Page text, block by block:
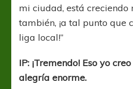
mi ciudad, está creciendo
también, ¡a tal punto que
liga local!”
IP: ¡Tremendo! Eso yo
alegría enorme.